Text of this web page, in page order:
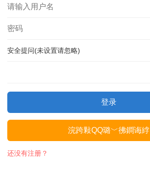
安全提问(未设置请忽略)
登录
浣跨敤QQ璐﹀彿鐧诲綍
还没有注册？